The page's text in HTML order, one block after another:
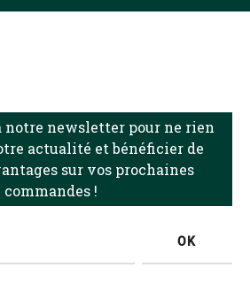
notre newsletter pour ne rien
actualité et bénéficier de
sur vos prochaines
commandes !
OK